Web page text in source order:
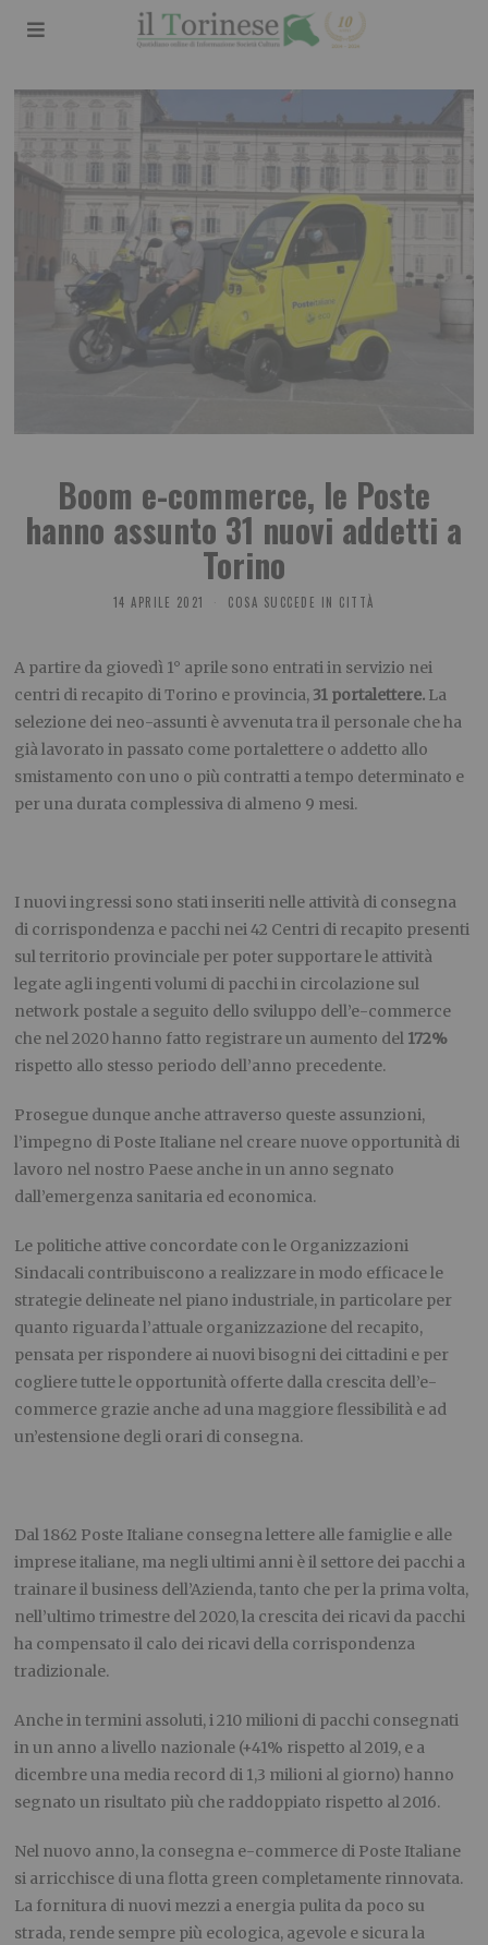
Boom e-commerce, le Poste
hanno assunto 31 nuovi addetti a
Torino
14 APRILE 2021 COSA SUCCEDE IN CITTÀ
A partire da giovedì 1° aprile sono entrati in servizio nei
centri di recapito di Torino e provincia, 31 portalettere. La
selezione dei neo-assunti è avvenuta tra il personale che ha
già lavorato in passato come portalettere o addetto allo
smistamento con uno o più contratti a tempo determinato e
per una durata complessiva di almeno 9 mesi.
I nuovi ingressi sono stati inseriti nelle attività di consegna
di corrispondenza e pacchi nei 42 Centri di recapito presenti
sul territorio provinciale per poter supportare le attività
legate agli ingenti volumi di pacchi in circolazione sul
network postale a seguito dello sviluppo dell’e-commerce
che nel 2020 hanno fatto registrare un aumento del 172%
rispetto allo stesso periodo dell’anno precedente.
Prosegue dunque anche attraverso queste assunzioni,
l’impegno di Poste Italiane nel creare nuove opportunità di
lavoro nel nostro Paese anche in un anno segnato
dall’emergenza sanitaria ed economica.
Le politiche attive concordate con le Organizzazioni
Sindacali contribuiscono a realizzare in modo efficace le
strategie delineate nel piano industriale, in particolare per
quanto riguarda l’attuale organizzazione del recapito,
pensata per rispondere ai nuovi bisogni dei cittadini e per
cogliere tutte le opportunità offerte dalla crescita dell’e-
commerce grazie anche ad una maggiore flessibilità e ad
un’estensione degli orari di consegna.
Dal 1862 Poste Italiane consegna lettere alle famiglie e alle
imprese italiane, ma negli ultimi anni è il settore dei pacchi a
trainare il business dell’Azienda, tanto che per la prima volta,
nell’ultimo trimestre del 2020, la crescita dei ricavi da pacchi
ha compensato il calo dei ricavi della corrispondenza
tradizionale.
Anche in termini assoluti, i 210 milioni di pacchi consegnati
in un anno a livello nazionale (+41% rispetto al 2019, e a
dicembre una media record di 1,3 milioni al giorno) hanno
segnato un risultato più che raddoppiato rispetto al 2016.
Nel nuovo anno, la consegna e-commerce di Poste Italiane
si arricchisce di una flotta green completamente rinnovata.
La fornitura di nuovi mezzi a energia pulita da poco su
strada, rende sempre più ecologica, agevole e sicura la